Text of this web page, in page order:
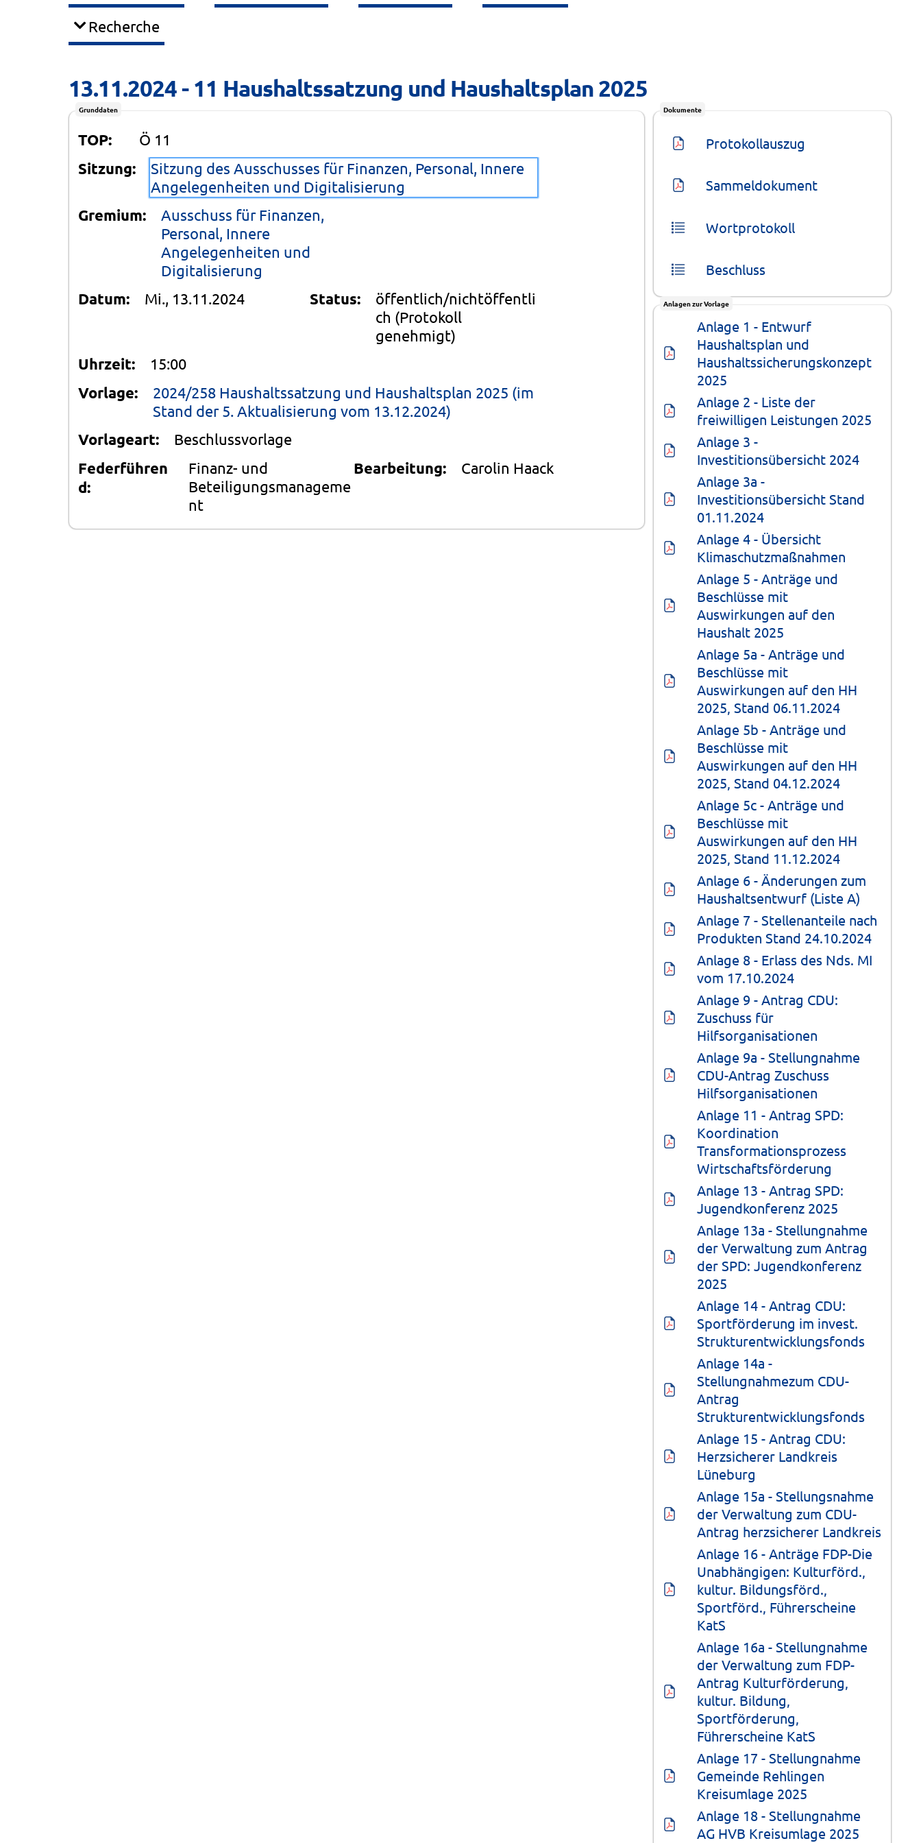
Recherche
13.11.2024 - 11 Haushaltssatzung und Haushaltsplan 2025
Grunddaten
TOP: Ö 11
Sitzung:
Sitzung des Ausschusses für Finanzen, Personal, Innere
Angelegenheiten und Digitalisierung
Gremium:
Ausschuss für Finanzen,
Personal, Innere
Angelegenheiten und
Digitalisierung
Datum: Mi., 13.11.2024 Status:
öffentlich/nichtöffentli
ch (Protokoll
genehmigt)
Uhrzeit: 15:00
Vorlage:
2024/258 Haushaltssatzung und Haushaltsplan 2025 (im
Stand der 5. Aktualisierung vom 13.12.2024)
Vorlageart: Beschlussvorlage
Federführen
d:
Finanz- und
Beteiligungsmanageme
nt
Bearbeitung: Carolin Haack
Dokumente
Protokollauszug
Sammeldokument
Wortprotokoll
Beschluss
Anlagen zur Vorlage
Anlage 1 - Entwurf
Haushaltsplan und
Haushaltssicherungskonzept
2025
Anlage 2 - Liste der
freiwilligen Leistungen 2025
Anlage 3 -
Investitionsübersicht 2024
Anlage 3a -
Investitionsübersicht Stand
01.11.2024
Anlage 4 - Übersicht
Klimaschutzmaßnahmen
Anlage 5 - Anträge und
Beschlüsse mit
Auswirkungen auf den
Haushalt 2025
Anlage 5a - Anträge und
Beschlüsse mit
Auswirkungen auf den HH
2025, Stand 06.11.2024
Anlage 5b - Anträge und
Beschlüsse mit
Auswirkungen auf den HH
2025, Stand 04.12.2024
Anlage 5c - Anträge und
Beschlüsse mit
Auswirkungen auf den HH
2025, Stand 11.12.2024
Anlage 6 - Änderungen zum
Haushaltsentwurf (Liste A)
Anlage 7 - Stellenanteile nach
Produkten Stand 24.10.2024
Anlage 8 - Erlass des Nds. MI
vom 17.10.2024
Anlage 9 - Antrag CDU:
Zuschuss für
Hilfsorganisationen
Anlage 9a - Stellungnahme
CDU-Antrag Zuschuss
Hilfsorganisationen
Anlage 11 - Antrag SPD:
Koordination
Transformationsprozess
Wirtschaftsförderung
Anlage 13 - Antrag SPD:
Jugendkonferenz 2025
Anlage 13a - Stellungnahme
der Verwaltung zum Antrag
der SPD: Jugendkonferenz
2025
Anlage 14 - Antrag CDU:
Sportförderung im invest.
Strukturentwicklungsfonds
Anlage 14a -
Stellungnahmezum CDU-
Antrag
Strukturentwicklungsfonds
Anlage 15 - Antrag CDU:
Herzsicherer Landkreis
Lüneburg
Anlage 15a - Stellungsnahme
der Verwaltung zum CDU-
Antrag herzsicherer Landkreis
Anlage 16 - Anträge FDP-Die
Unabhängigen: Kulturförd.,
kultur. Bildungsförd.,
Sportförd., Führerscheine
KatS
Anlage 16a - Stellungnahme
der Verwaltung zum FDP-
Antrag Kulturförderung,
kultur. Bildung,
Sportförderung,
Führerscheine KatS
Anlage 17 - Stellungnahme
Gemeinde Rehlingen
Kreisumlage 2025
Anlage 18 - Stellungnahme
AG HVB Kreisumlage 2025